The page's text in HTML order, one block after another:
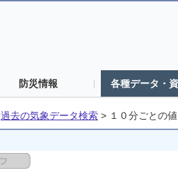
防災情報 各種データ・
過去の気象データ検索 > １０分ごとの値